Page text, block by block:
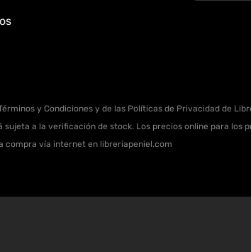
y Condiciones y de las Políticas de Privacidad de
a la verificación de stock. Los precios online para los
compra vía internet en libreriapeniel.com